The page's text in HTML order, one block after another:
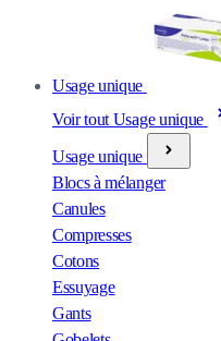
Usage unique
Voir tout Usage unique
Usage unique
Blocs à mélanger
Canules
Compresses
Cotons
Essuyage
Gants